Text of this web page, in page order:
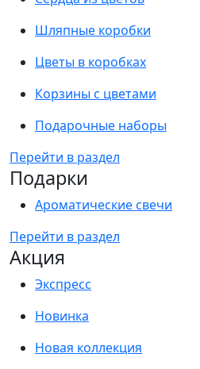
Шляпные коробки
Цветы в коробках
Корзины с цветами
Подарочные наборы
Перейти в раздел
Подарки
Ароматические свечи
Перейти в раздел
Акция
Экспресс
Новинка
Новая коллекция